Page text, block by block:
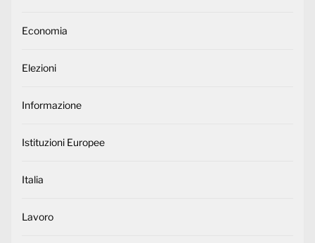
Economia
Elezioni
Informazione
Istituzioni Europee
Italia
Lavoro